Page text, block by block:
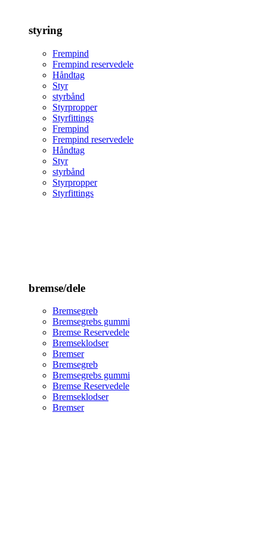
styring
Frempind
Frempind reservedele
Håndtag
Styr
styrbånd
Styrpropper
Styrfittings
Frempind
Frempind reservedele
Håndtag
Styr
styrbånd
Styrpropper
Styrfittings
bremse/dele
Bremsegreb
Bremsegrebs gummi
Bremse Reservedele
Bremseklodser
Bremser
Bremsegreb
Bremsegrebs gummi
Bremse Reservedele
Bremseklodser
Bremser